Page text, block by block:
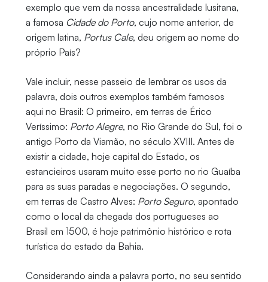
exemplo que vem da nossa ancestralidade lusitana,
a famosa Cidade do Porto, cujo nome anterior, de
origem latina, Portus Cale, deu origem ao nome do
próprio País?
Vale incluir, nesse passeio de lembrar os usos da
palavra, dois outros exemplos também famosos
aqui no Brasil: O primeiro, em terras de Érico
Veríssimo: Porto Alegre, no Rio Grande do Sul, foi o
antigo Porto da Viamão, no século XVIII. Antes de
existir a cidade, hoje capital do Estado, os
estancieiros usaram muito esse porto no rio Guaíba
para as suas paradas e negociações. O segundo,
em terras de Castro Alves: Porto Seguro, apontado
como o local da chegada dos portugueses ao
Brasil em 1500, é hoje patrimônio histórico e rota
turística do estado da Bahia.
Considerando ainda a palavra porto, no seu sentido